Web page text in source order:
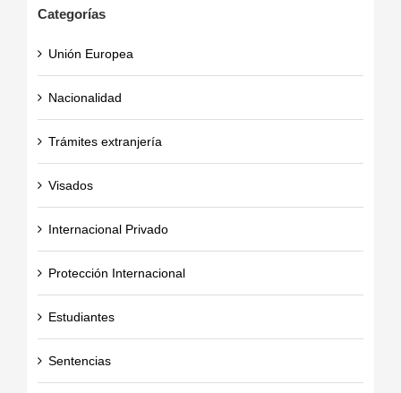
Categorías
Unión Europea
Nacionalidad
Trámites extranjería
Visados
Internacional Privado
Protección Internacional
Estudiantes
Sentencias